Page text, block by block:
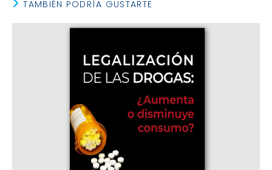
TAMBIÉN PODRÍA GUSTARTE